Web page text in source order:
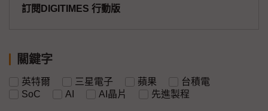
訂閱DIGITIMES 行動版
關鍵字
英特爾 三星電子 蘋果
台積電
SoC
AI AI晶片 先進製程